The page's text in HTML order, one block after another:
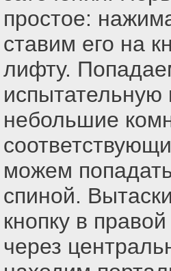
простое:
ставим его на
лифту.
небольшие
можем
спиной.
кнопку в
через